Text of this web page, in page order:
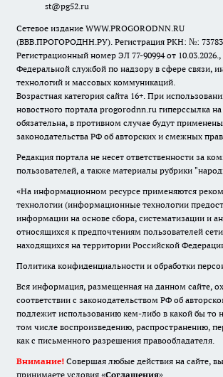
st@pg52.ru
Сетевое издание WWW.PROGORODNN.RU
(ВВВ.ПРОГОРОДНН.РУ). Регистрация РКН: №:
Регистрационный номер ЭЛ 77-90994 от
Федеральной службой по надзору в сфере связи,
технологий и массовых коммуникаций.
Возрастная категория сайта 16+. При
новостного портала progorodnn.ru гиперссылка на
обязательна, в противном случае будут
законодательства РФ об авторских и смежных
Редакция портала не несет ответственности за
пользователей, а также материалы рубрики
«На информационном ресурсе применяются
технологии (информационные технологии
информации на основе сбора, систематизации и
относящихся к предпочтениям пользователей
находящихся на территории Российской
Политика конфиденциальности и обработки
Вся информация, размещенная на данном сайте,
соответствии с законодательством РФ об
подлежит использованию кем-либо в какой бы то
том числе воспроизведению, распространению,
как с письменного разрешения правообладателя.
Внимание! Совершая любые действия на сайте,
принимаете условия «Cоглашения»